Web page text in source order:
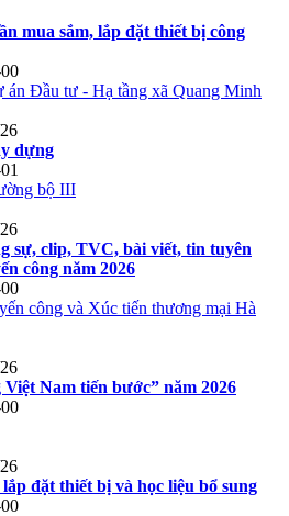
mua sắm, lắp đặt thiết bị công
án Đầu tư - Hạ tầng xã Quang Minh
dựng
bộ III
sự, clip, TVC, bài viết, tin tuyên
công năm 2026
công và Xúc tiến thương mại Hà
Nam tiến bước” năm 2026
đặt thiết bị và học liệu bổ sung